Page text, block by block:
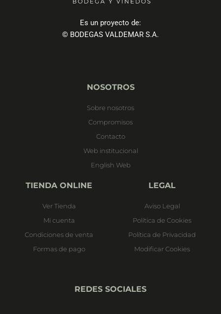
Es un proyecto de:
© BODEGAS VALDEMAR S.A.
NOSOTROS
Sobre nosotros
Compromisos
Contacto
Web institucional
English Web
TIENDA ONLINE
Ver Tienda
Mi cuenta
Condiciones de venta
Formas de pago
LEGAL
Aviso Legal
Política de Cookies
Política de Privacidad
Modificar Cookies
REDES SOCIALES